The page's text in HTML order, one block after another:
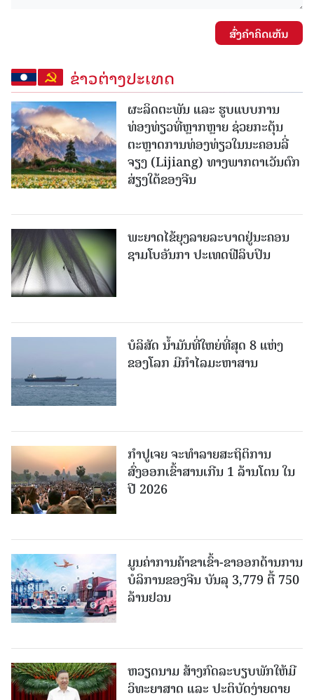
ສົ່ງຄໍາຄິດເຫັນ
ຂ່າວຕ່າງປະເທດ
ຜະລິດຕະພັນ ແລະ ຮູບແບບການ
ທ່ອງທ່ຽວທີ່ຫຼາກຫຼາຍ ຊ່ວຍກະຕຸ້ນ
ຕະຫຼາດການທ່ອງທ່ຽວໃນນະຄອນລີ່
ຈຽງ (Lijiang) ທາງພາກຕາເວັນຕົກ
ສ່ຽງໃຕ້ຂອງຈີນ
ພະຍາດໄຂ້ຍຸງລາຍລະບາດຢູ່ນະຄອນ
ຊາມໂບ​ອັນກາ ປະເທດຟີລິບປິນ
ບໍລິສັດ ນ້ຳມັນທີ່ໃຫຍ່ທີ່ສຸດ 8 ແຫ່ງ
ຂອງໂລກ ມີກຳໄລມະຫາສານ
ກຳປູເຈຍ ຈະທຳລາຍສະຖິຕິການ
ສົ່ງອອກເຂົ້າສານເກີນ 1 ລ້ານໂຕນ ໃນ
ປີ 2026
ມູນຄ່າການຄ້າຂາເຂົ້າ-ຂາອອກດ້ານການ
ບໍລິການຂອງຈີນ ບັນລຸ 3,779 ຕື້ 750
ລ້ານຢວນ
ຫວຽດນາມ ສ້າງກົດລະບຽບພັກໃຫ້ມີ
ວິທະຍາສາດ ແລະ ປະຕິບັດງ່າຍດາຍ